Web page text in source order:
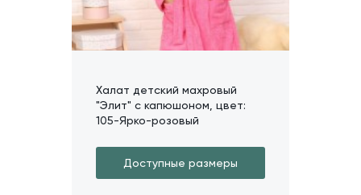
Халат детский махровый
"Элит" с капюшоном, цвет:
105-Ярко-розовый
Доступные размеры